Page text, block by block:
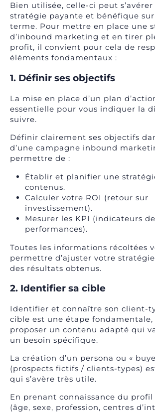
Bien utilisée, celle-ci peut
stratégie payante et bénéfique
terme. Pour mettre en place une
d’inbound marketing et en tirer
profit, il convient pour cela de
éléments fondamentaux :
1. Définir ses objectifs
La mise en place d’un plan
essentielle pour vous indiquer la
suivre.
Définir clairement ses objectifs
d’une campagne inbound
permettre de :
Établir et planifier une
contenus.
Calculer votre ROI (retour sur
investissement).
Mesurer les KPI (indicateurs de
performances).
Toutes les informations récoltées
permettre d’ajuster votre
des résultats obtenus.
2. Identifier sa cible
Identifier et connaître son client-
cible est une étape fondamentale,
proposer un contenu adapté qui
un besoin spécifique.
La création d’un persona ou «
(prospects fictifs / clients-types)
qui s’avère très utile.
En prenant connaissance du
(âge, sexe, profession, centres